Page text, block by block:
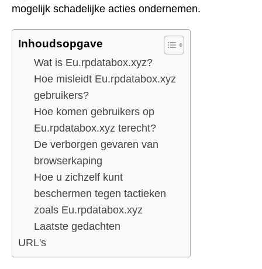
mogelijk schadelijke acties ondernemen.
Inhoudsopgave
Wat is Eu.rpdatabox.xyz?
Hoe misleidt Eu.rpdatabox.xyz
gebruikers?
Hoe komen gebruikers op
Eu.rpdatabox.xyz terecht?
De verborgen gevaren van
browserkaping
Hoe u zichzelf kunt
beschermen tegen tactieken
zoals Eu.rpdatabox.xyz
Laatste gedachten
URL's